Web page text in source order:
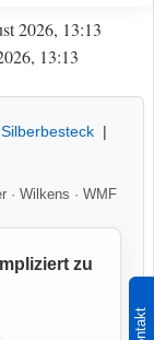
2026, 13:13
13:13
Silberbesteck|
· Wilkens · WMF
zu